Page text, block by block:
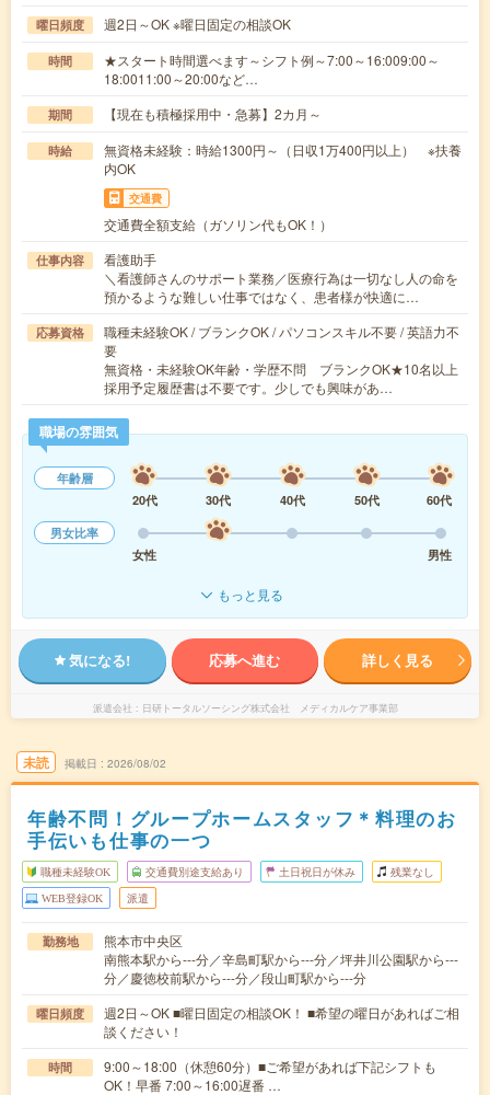
曜日頻度 週2日～OK ※曜日固定の相談OK
時間
★スタート時間選べます～シフト例～7:00～16:009:00～
18:0011:00～20:00など…
期間 【現在も積極採用中・急募】2カ月～
時給
無資格未経験：時給1300円～（日収1万400円以上） ※扶養
内OK
交通費
交通費全額支給（ガソリン代もOK！）
仕事内容
看護助手
＼看護師さんのサポート業務／医療行為は一切なし人の命を
預かるような難しい仕事ではなく、患者様が快適に…
応募資格
職種未経験OK / ブランクOK / パソコンスキル不要 / 英語力不
要
無資格・未経験OK年齢・学歴不問 ブランクOK★10名以上
採用予定履歴書は不要です。少しでも興味があ…
職場の雰囲気
年齢層
20代
30代 40代 50代
60代
男女比率
女性
男性
もっと見る
気になる! 応募へ進む 詳しく見る
派遣会社 日研トータルソーシング株式会社 メディカルケア事業部
未読 掲載日 2026/08/02
年齢不問！グループホームスタッフ＊料理のお
手伝いも仕事の一つ
職種未経験OK 交通費別途支給あり 土日祝日が休み 残業なし
WEB登録OK 派遣
勤務地
熊本市中央区
南熊本駅から---分／辛島町駅から---分／坪井川公園駅から---
分／慶徳校前駅から---分／段山町駅から---分
曜日頻度
週2日～OK ■曜日固定の相談OK！ ■希望の曜日があればご相
談ください！
時間
9:00～18:00（休憩60分）■ご希望があれば下記シフトも
OK！早番 7:00～16:00遅番 …